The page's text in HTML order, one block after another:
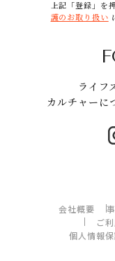
上記「登録」を
護のお取り扱い
ライフ
カルチャーに
会社概要
ご
個人情報